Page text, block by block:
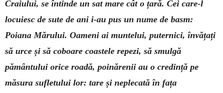
Craiului, se întinde un sat mare cât o țară. Cei care-l
locuiesc de sute de ani i-au pus un nume de basm:
Poiana Mărului. Oameni ai muntelui, puternici, învățați
să urce și să coboare coastele repezi, să smulgă
pământului orice roadă, poinărenii au o credință pe
măsura sufletului lor: tare și neplecată în fața